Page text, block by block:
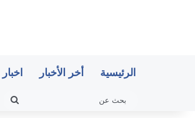
الرئيسية أخر الأخبار